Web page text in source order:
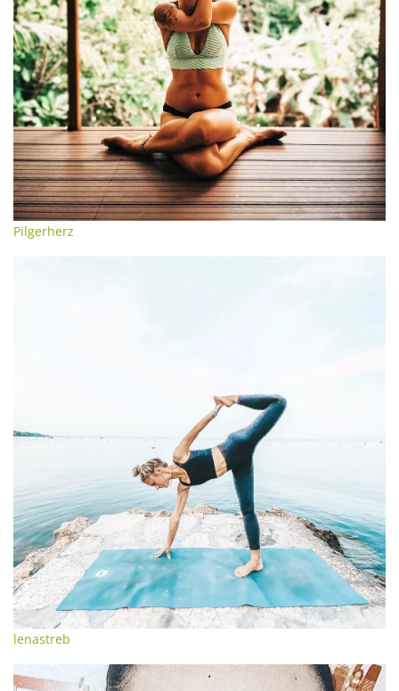
Pilgerherz
lenastreb